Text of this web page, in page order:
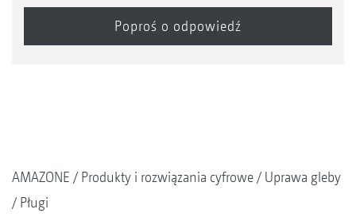
AMAZONE Produkty i rozwiązania cyfrowe
Uprawa gleby
Pługi